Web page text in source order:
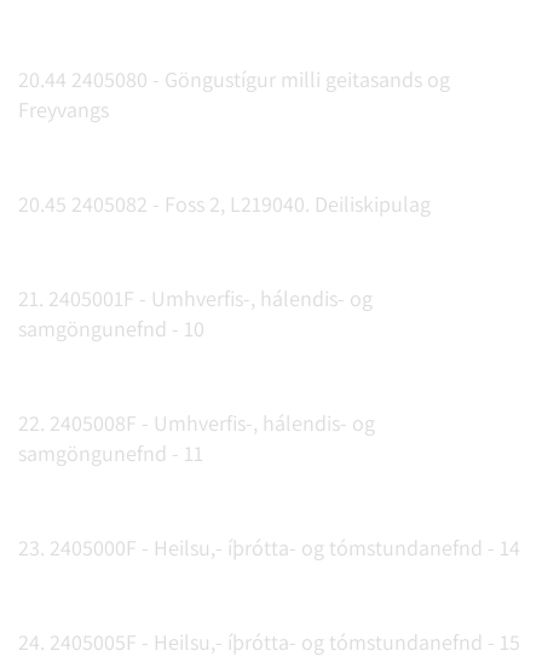
20.44 2405080 - Göngustígur milli geitasands og
Freyvangs
20.45 2405082 - Foss 2, L219040. Deiliskipulag
21. 2405001F - Umhverfis-, hálendis- og
samgöngunefnd - 10
22. 2405008F - Umhverfis-, hálendis- og
samgöngunefnd - 11
23. 2405000F - Heilsu,- íþrótta- og tómstundanefnd - 14
24. 2405005F - Heilsu,- íþrótta- og tómstundanefnd - 15